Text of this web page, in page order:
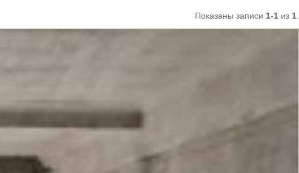
Показаны записи 1-1 из 1